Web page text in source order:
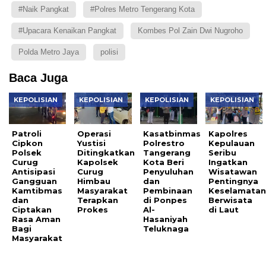
#Naik Pangkat #Polres Metro Tengerang Kota
#Upacara Kenaikan Pangkat Kombes Pol Zain Dwi Nugroho
Polda Metro Jaya polisi
Baca Juga
KEPOLISIAN
Patroli
Cipkon
Polsek
Curug
Antisipasi
Gangguan
Kamtibmas
dan
Ciptakan
Rasa Aman
Bagi
Masyarakat
KEPOLISIAN
Operasi
Yustisi
Ditingkatkan
Kapolsek
Curug
Himbau
Masyarakat
Terapkan
Prokes
KEPOLISIAN
Kasatbinmas
Polrestro
Tangerang
Kota Beri
Penyuluhan
dan
Pembinaan
di Ponpes
Al-
Hasaniyah
Teluknaga
KEPOLISIAN
Kapolres
Kepulauan
Seribu
Ingatkan
Wisatawan
Pentingnya
Keselamatan
Berwisata
di Laut